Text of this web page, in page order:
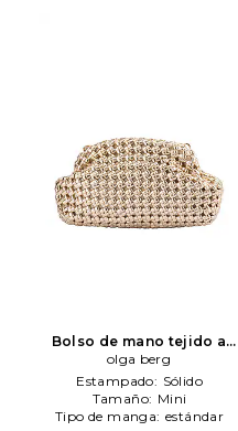
Bolso de mano tejido a
mano everly en color oro
metálico olga berg
olga berg
Estampado: Sólido
Tamaño: Mini
Tipo de manga: estándar